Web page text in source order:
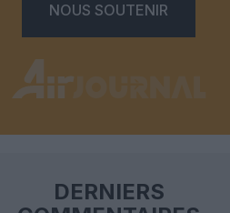
NOUS SOUTENIR
DERNIERS